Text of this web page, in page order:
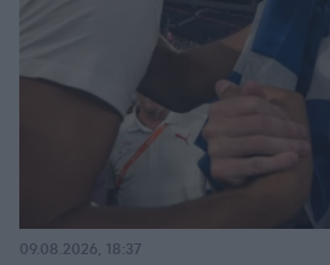
09.08.2026, 18:37